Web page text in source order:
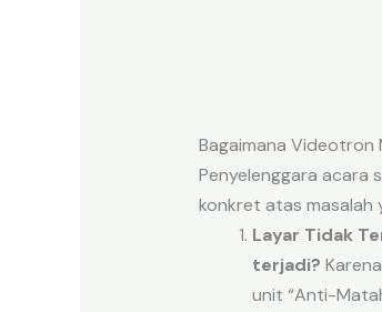
Bagaimana Videotron
Penyelenggara acara
konkret atas masalah
Layar Tidak
terjadi?
unit “Anti-